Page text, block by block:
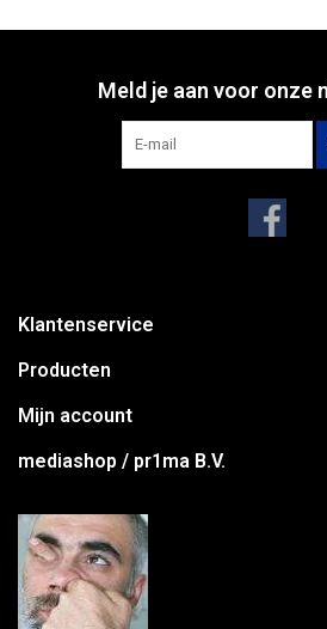
Meld je aan voor onze
Klantenservice
Producten
Mijn account
mediashop / pr1ma B.V.